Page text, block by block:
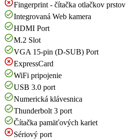
Fingerprint - čítačka otlačkov prstov
Integrovaná Web kamera
HDMI Port
M.2 Slot
VGA 15-pin (D-SUB) Port
ExpressCard
WiFi pripojenie
USB 3.0 port
Numerická klávesnica
Thunderbolt 3 port
Čítačka pamäťových kariet
Sériový port